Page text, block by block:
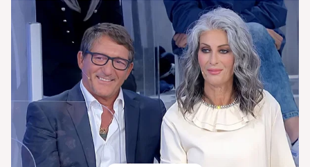
dama del dating show di Maria De Filippi attraverso
un breve post su Instagram: Il 6 giugno mi [']